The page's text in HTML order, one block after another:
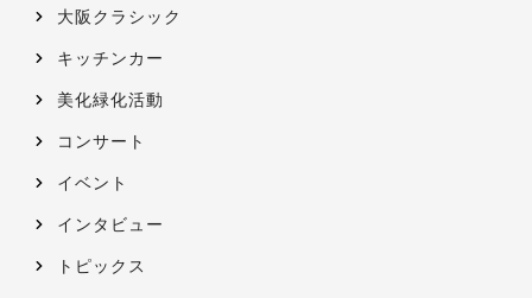
大阪クラシック
キッチンカー
美化緑化活動
コンサート
イベント
インタビュー
トピックス